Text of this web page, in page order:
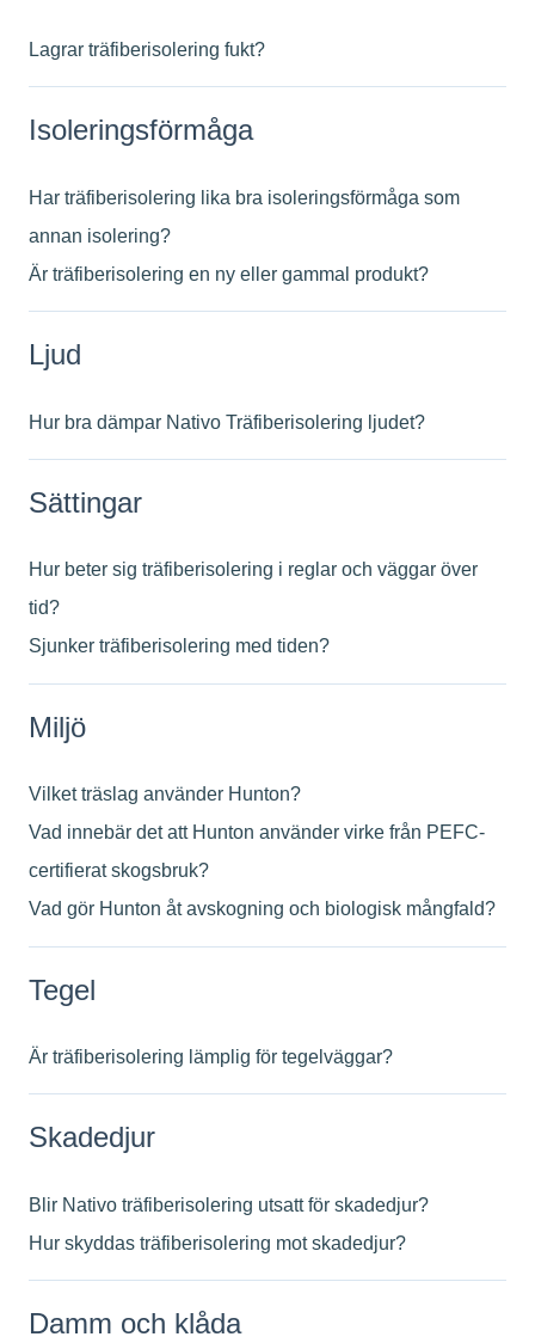
Lagrar träfiberisolering fukt?
Isoleringsförmåga
Har träfiberisolering lika bra isoleringsförmåga som
annan isolering?
Är träfiberisolering en ny eller gammal produkt?
Ljud
Hur bra dämpar Nativo Träfiberisolering ljudet?
Sättingar
Hur beter sig träfiberisolering i reglar och väggar över
tid?
Sjunker träfiberisolering med tiden?
Miljö
Vilket träslag använder Hunton?
Vad innebär det att Hunton använder virke från PEFC-
certifierat skogsbruk?
Vad gör Hunton åt avskogning och biologisk mångfald?
Tegel
Är träfiberisolering lämplig för tegelväggar?
Skadedjur
Blir Nativo träfiberisolering utsatt för skadedjur?
Hur skyddas träfiberisolering mot skadedjur?
Damm och klåda